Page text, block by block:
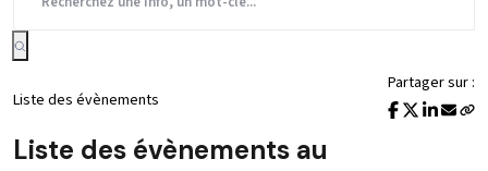
Liste des évènements
Partager sur :
Liste des évènements au